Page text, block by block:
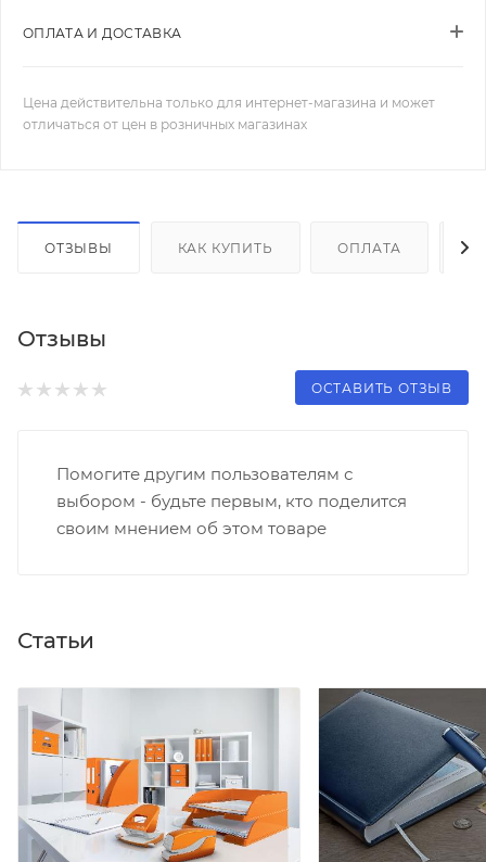
ОПЛАТА И ДОСТАВКА
Цена действительна только для интернет-магазина и может
отличаться от цен в розничных магазинах
ОТЗЫВЫ КАК КУПИТЬ ОПЛАТА
Отзывы
ОСТАВИТЬ ОТЗЫВ
Помогите другим пользователям с
выбором - будьте первым, кто поделится
своим мнением об этом товаре
Статьи